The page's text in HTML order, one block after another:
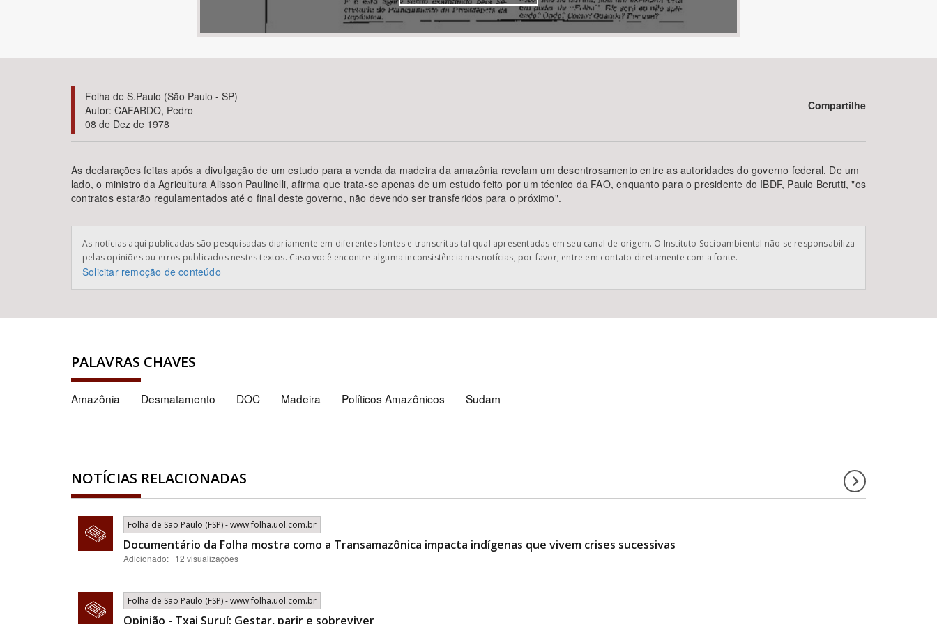
Folha de S.Paulo (São Paulo - SP)
Autor: CAFARDO, Pedro
08 de Dez de 1978
Compartilhe
As declarações feitas após a divulgação de um estudo para a venda da madeira da amazônia revelam um desentrosamento entre as autoridades do governo federal. De um
lado, o ministro da Agricultura Alisson Paulinelli, afirma que trata-se apenas de um estudo feito por um técnico da FAO, enquanto para o presidente do IBDF, Paulo Berutti, "os
contratos estarão regulamentados até o final deste governo, não devendo ser transferidos para o próximo".
As notícias aqui publicadas são pesquisadas diariamente em diferentes fontes e transcritas tal qual apresentadas em seu canal de origem. O Instituto Socioambiental não se responsabiliza
pelas opiniões ou erros publicados nestes textos. Caso você encontre alguma inconsistência nas notícias, por favor, entre em contato diretamente com a fonte.
Solicitar remoção de conteúdo
PALAVRAS CHAVES
Amazônia Desmatamento DOC Madeira Políticos Amazônicos Sudam
NOTÍCIAS RELACIONADAS
Folha de São Paulo (FSP) - www.folha.uol.com.br
Documentário da Folha mostra como a Transamazônica impacta indígenas que vivem crises sucessivas
Adicionado: | 12 visualizações
Folha de São Paulo (FSP) - www.folha.uol.com.br
Opinião - Txai Suruí: Gestar, parir e sobreviver